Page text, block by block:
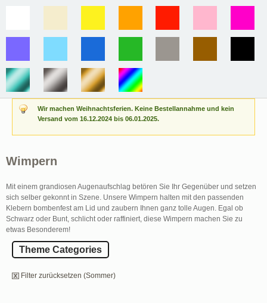
Wir machen Weihnachtsferien. Keine Bestellannahme und kein
Versand vom 16.12.2024 bis 06.01.2025.
Wimpern
Mit einem grandiosen Augenaufschlag betören Sie Ihr Gegenüber und setzen
sich selber gekonnt in Szene. Unsere Wimpern halten mit den passenden
Klebern bombenfest am Lid und zaubern Ihnen ganz tolle Augen. Egal ob
Schwarz oder Bunt, schlicht oder raffiniert, diese Wimpern machen Sie zu
etwas Besonderem!
Theme Categories
Filter zurücksetzen (Sommer)